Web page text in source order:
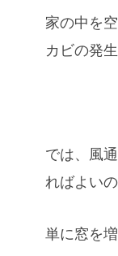
家の中を
カビの発
では、風
ればよい
単に窓を